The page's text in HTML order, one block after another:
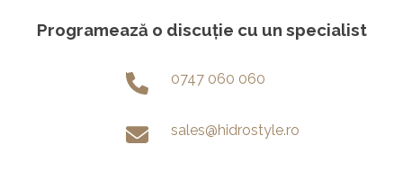
Programează o discuție cu un specialist
0747 060 060
sales@hidrostyle.ro